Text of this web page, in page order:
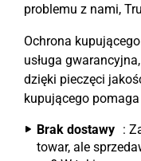
problemu z nami,
Ochrona
usługa
dzięki pieczęci
kupującego
Brak dostawy :
towar, ale